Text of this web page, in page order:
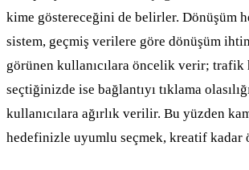
kime göstereceğini de belirler. Dönüşüm
sistem, geçmiş verilere göre dönüşüm
görünen kullanıcılara öncelik verir; trafik
seçtiğinizde ise bağlantıyı tıklama
kullanıcılara ağırlık verilir. Bu yüzden
hedefinizle uyumlu seçmek, kreatif kadar